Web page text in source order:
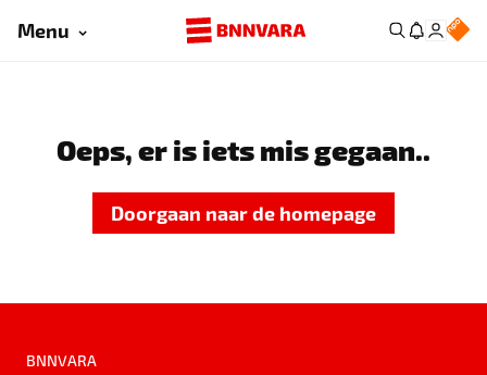
Menu
Oeps, er is iets mis gegaan..
Doorgaan naar de homepage
BNNVARA